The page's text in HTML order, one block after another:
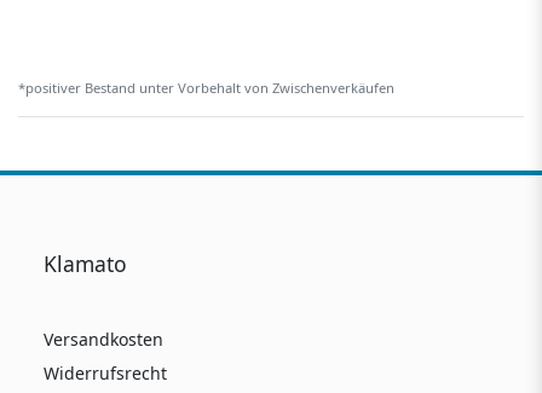
*positiver Bestand unter Vorbehalt von Zwischenverkäufen
Klamato
Versandkosten
Widerrufsrecht